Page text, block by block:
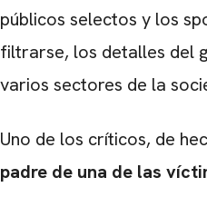
públicos selectos y los
filtrarse, los detalles del
varios sectores de la
Uno de los críticos, de
padre de una de las